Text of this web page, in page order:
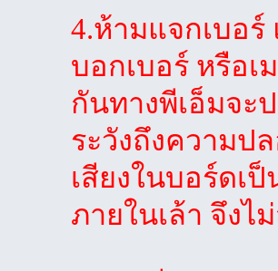
4.ห้ามแจกเบอร์
บอกเบอร์ หรือ
กันทางพีเอ็มจะ
ระวังถึงความป
เสียงในบอร์ดเ
ภายในเล้า จึง